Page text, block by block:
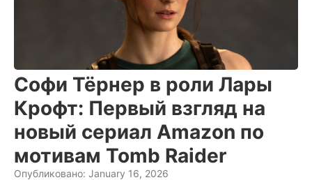
Софи Тёрнер в роли Лары
Крофт: Первый взгляд на
новый сериал Amazon по
мотивам Tomb Raider
Опубликовано: January 16, 2026